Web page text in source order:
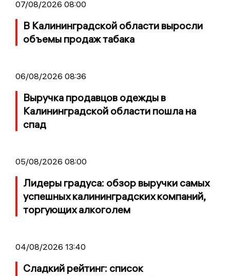
07/08/2026 08:00
В Калининградской области выросли
объемы продаж табака
06/08/2026 08:36
Выручка продавцов одежды в
Калининградской области пошла на
спад
05/08/2026 08:00
Лидеры градуса: обзор выручки самых
успешных калининградских компаний,
торгующих алкоголем
04/08/2026 13:40
Сладкий рейтинг: список